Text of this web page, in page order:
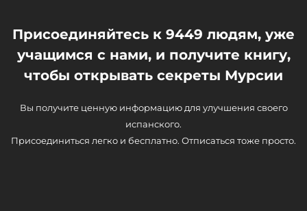
Присоединяйтесь к 9449 людям, уже
учащимся с нами, и получите книгу,
чтобы открывать секреты Мурсии
Вы получите ценную информацию для улучшения своего
испанского.
Присоединиться легко и бесплатно. Отписаться тоже просто.